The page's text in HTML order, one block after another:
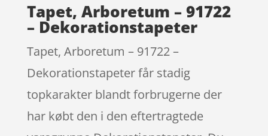
Tapet, Arboretum – 91722
– Dekorationstapeter
Tapet, Arboretum – 91722 –
Dekorationstapeter får stadig
topkarakter blandt forbrugerne der
har købt den i den eftertragtede